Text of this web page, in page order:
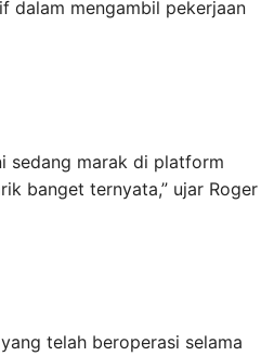
dalam mengambil pekerjaan
sedang marak di platform
banget ternyata,” ujar Roger
telah beroperasi selama